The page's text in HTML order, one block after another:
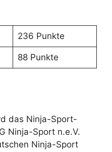
236 Punkte
88 Punkte
das Ninja-Sport-
Ninja-Sport n.e.V.
Ninja-Sport